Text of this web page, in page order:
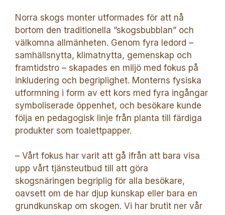
Norra skogs monter utformades för att nå
bortom den traditionella ”skogsbubblan” och
välkomna allmänheten. Genom fyra ledord –
samhällsnytta, klimatnytta, gemenskap och
framtidstro – skapades en miljö med fokus på
inkludering och begriplighet. Monterns fysiska
utformning i form av ett kors med fyra ingångar
symboliserade öppenhet, och besökare kunde
följa en pedagogisk linje från planta till färdiga
produkter som toalettpapper.
– Vårt fokus har varit att gå ifrån att bara visa
upp vårt tjänsteutbud till att göra
skogsnäringen begriplig för alla besökare,
oavsett om de har djup kunskap eller bara en
grundkunskap om skogen. Vi har brutit ner vår